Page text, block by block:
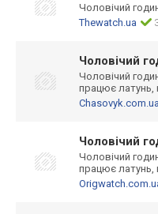
Чоловічий
Thewatch.ua
Чоловічий
Чоловічий
працює латунь,
Chasovyk.com.ua
Чоловічий
Чоловічий
працює латунь,